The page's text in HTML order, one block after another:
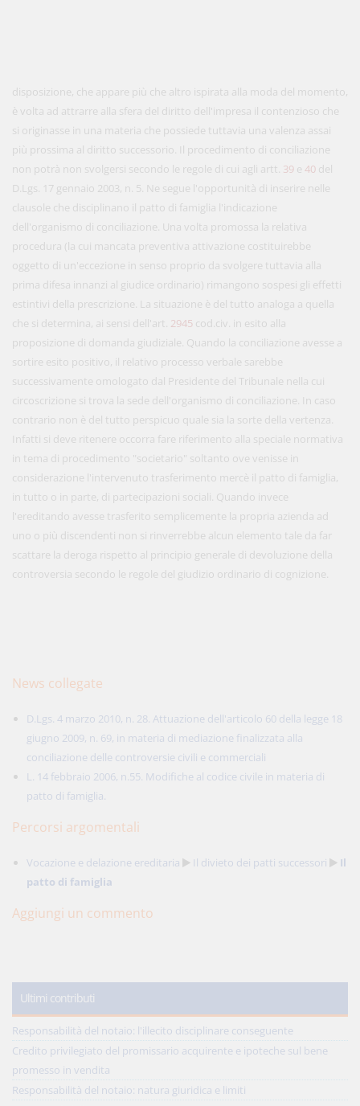
disposizione, che appare più che altro ispirata alla moda del momento,
è volta ad attrarre alla sfera del diritto dell'impresa il contenzioso che
si originasse in una materia che possiede tuttavia una valenza assai
più prossima al diritto successorio. Il procedimento di conciliazione
non potrà non svolgersi secondo le regole di cui agli artt. 39 e 40 del
D.Lgs. 17 gennaio 2003, n. 5. Ne segue l'opportunità di inserire nelle
clausole che disciplinano il patto di famiglia l'indicazione
dell'organismo di conciliazione. Una volta promossa la relativa
procedura (la cui mancata preventiva attivazione costituirebbe
oggetto di un'eccezione in senso proprio da svolgere tuttavia alla
prima difesa innanzi al giudice ordinario) rimangono sospesi gli effetti
estintivi della prescrizione. La situazione è del tutto analoga a quella
che si determina, ai sensi dell'art. 2945 cod.civ. in esito alla
proposizione di domanda giudiziale. Quando la conciliazione avesse a
sortire esito positivo, il relativo processo verbale sarebbe
successivamente omologato dal Presidente del Tribunale nella cui
circoscrizione si trova la sede dell'organismo di conciliazione. In caso
contrario non è del tutto perspicuo quale sia la sorte della vertenza.
Infatti si deve ritenere occorra fare riferimento alla speciale normativa
in tema di procedimento "societario" soltanto ove venisse in
considerazione l'intervenuto trasferimento mercè il patto di famiglia,
in tutto o in parte, di partecipazioni sociali. Quando invece
l'ereditando avesse trasferito semplicemente la propria azienda ad
uno o più discendenti non si rinverrebbe alcun elemento tale da far
scattare la deroga rispetto al principio generale di devoluzione della
controversia secondo le regole del giudizio ordinario di cognizione.
News collegate
D.Lgs. 4 marzo 2010, n. 28. Attuazione dell'articolo 60 della legge 18
giugno 2009, n. 69, in materia di mediazione finalizzata alla
conciliazione delle controversie civili e commerciali
L. 14 febbraio 2006, n.55. Modifiche al codice civile in materia di
patto di famiglia.
Percorsi argomentali
Vocazione e delazione ereditaria Il divieto dei patti successori
Il
patto di famiglia
Aggiungi un commento
Ultimi contributi
Responsabilità del notaio: l'illecito disciplinare conseguente
Credito privilegiato del promissario acquirente e ipoteche sul bene
promesso in vendita
Responsabilità del notaio: natura giuridica e limiti